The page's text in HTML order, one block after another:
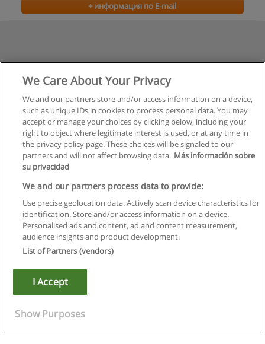
+ информация по E-mail
Правила пользования
Конфиденциальность информации
Copyright © Educaedu Business S.L. - CIF : B-95610580: -
We Care About Your Privacy
We and our partners store and/or access information on a device,
such as unique IDs in cookies to process personal data. You may
accept or manage your choices by clicking below, including your
right to object where legitimate interest is used, or at any time in
the privacy policy page. These choices will be signaled to our
partners and will not affect browsing data. Más información sobre
su privacidad
We and our partners process data to provide:
Use precise geolocation data. Actively scan device characteristics for
identification. Store and/or access information on a device.
Personalised ads and content, ad and content measurement,
audience insights and product development.
List of Partners (vendors)
I Accept
Show Purposes